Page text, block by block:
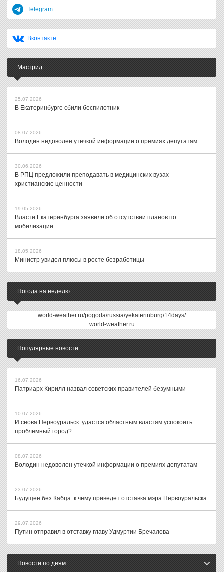
Telegram
Вконтакте
Мастрид
25.07.2026
В Екатеринбурге сбили беспилотник
08.07.2026
Володин недоволен утечкой информации о премиях депутатам
30.06.2026
В РПЦ предложили преподавать в медицинских вузах
христианские ценности
19.05.2026
Власти Екатеринбурга заявили об отсутствии планов по
мобилизации
18.05.2026
Министр увидел плюсы в росте безработицы
Погода на неделю
world-weather.ru/pogoda/russia/yekaterinburg/14days/
world-weather.ru
Популярные новости
16.07.2026
Патриарх Кирилл назвал советских правителей безумными
10.07.2026
И снова Первоуральск: удастся областным властям успокоить
проблемный город?
08.07.2026
Володин недоволен утечкой информации о премиях депутатам
23.07.2026
Будущее без Кабца: к чему приведет отставка мэра Первоуральска
29.07.2026
Путин отправил в отставку главу Удмуртии Бречалова
Новости по дням